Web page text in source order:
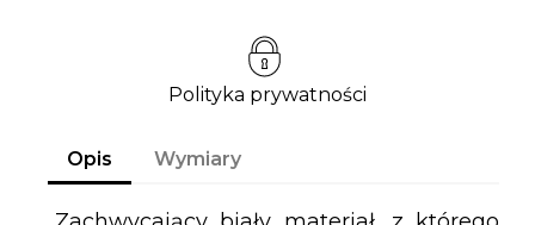
Polityka prywatności
Opis Wymiary